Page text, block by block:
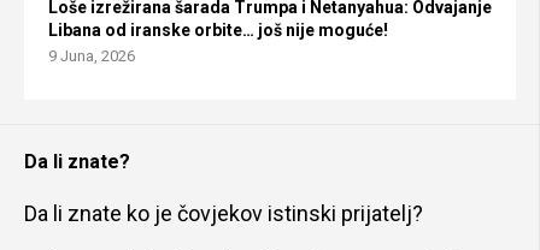
Loše izrežirana šarada Trumpa i Netanyahua: Odvajanje
Libana od iranske orbite… još nije moguće!
9 Juna, 2026
Da li znate?
Da li znate ko je čovjekov istinski prijatelj?